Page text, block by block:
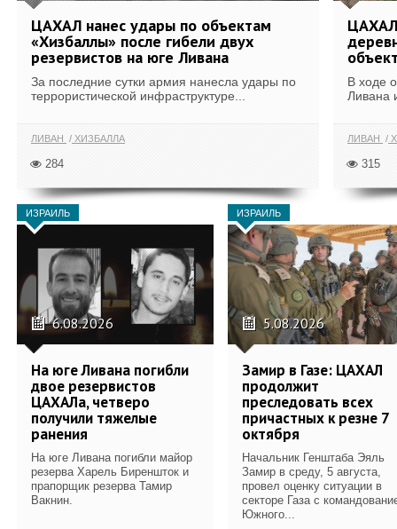
ЦАХАЛ нанес удары по объектам
«Хизбаллы» после гибели двух
резервистов на юге Ливана
За последние сутки армия нанесла удары по
террористической инфраструктуре...
ЛИВАН ХИЗБАЛЛА
284
В ходе
Ливана
ЛИВАН
315
ИЗРАИЛЬ
6.08.2026
На юге Ливана погибли
двое резервистов
ЦАХАЛа, четверо
получили тяжелые
ранения
На юге Ливана погибли майор
резерва Харель Биреншток и
прапорщик резерва Тамир
Вакнин.
ИЗРАИЛЬ
5.08.2026
Замир в Газе: ЦАХАЛ
продолжит
преследовать всех
причастных к резне 7
октября
Начальник Генштаба Эяль
Замир в среду, 5 августа,
провел оценку ситуации в
секторе Газа с
Южного...